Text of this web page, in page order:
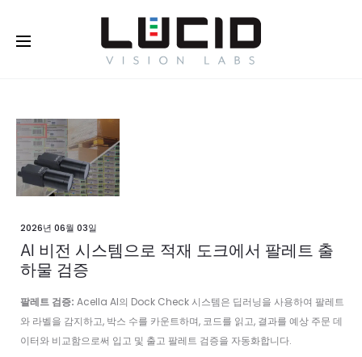
2026년 06월 03일
AI 비전 시스템으로 적재 도크에서 팔레트 출
하물 검증
팔레트 검증: Acella AI의 Dock Check 시스템은 딥러닝을 사용하여 팔레트
와 라벨을 감지하고, 박스 수를 카운트하며, 코드를 읽고, 결과를 예상 주문 데
이터와 비교함으로써 입고 및 출고 팔레트 검증을 자동화합니다.